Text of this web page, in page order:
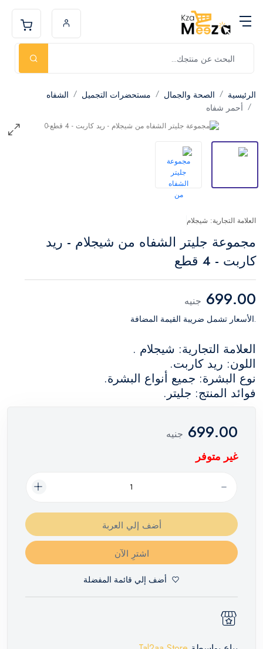
الرئيسية الصحة والجمال مستحضرات التجميل
الشفاه
أحمر شفاه
العلامة التجارية: شيجلام
مجموعة جليتر الشفاه من شيجلام - ريد
كاربت - 4 قطع
699.00 جنيه
.الأسعار تشمل ضريبة القيمة المضافة
العلامة التجارية: شيجلام .
اللون: ريد كاربت.
نوع البشرة: جميع أنواع البشرة.
فوائد المنتج: جليتر.
699.00 جنيه
غير متوفر
أضف إلي العربة
اشترِ الآن
أضف إلي قائمة المفضلة